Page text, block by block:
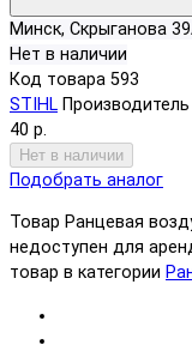
Минск, Скрыганова
Нет в наличии
Код товара 593
STIHL Производитель
40 р.
Нет в наличии
Подобрать аналог
Товар Ранцевая
недоступен для
товар в категории